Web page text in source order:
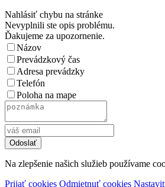
Nahlásiť chybu na stránke
Nevyplnili ste opis problému.
Ďakujeme za upozornenie.
Názov
Prevádzkový čas
Adresa prevádzky
Telefón
Poloha na mape
Na zlepšenie našich služieb používame
Prijať cookies Odmietnuť cookies